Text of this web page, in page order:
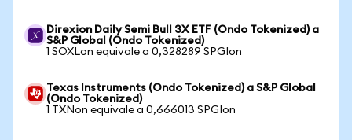
Direxion Daily Semi Bull 3X ETF (Ondo Tokenized) a
S&P Global (Ondo Tokenized)
1 SOXLon equivale a 0,328289 SPGIon
Texas Instruments (Ondo Tokenized) a S&P Global
(Ondo Tokenized)
1 TXNon equivale a 0,666013 SPGIon